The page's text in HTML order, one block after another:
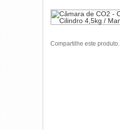
Compartilhe este produto.